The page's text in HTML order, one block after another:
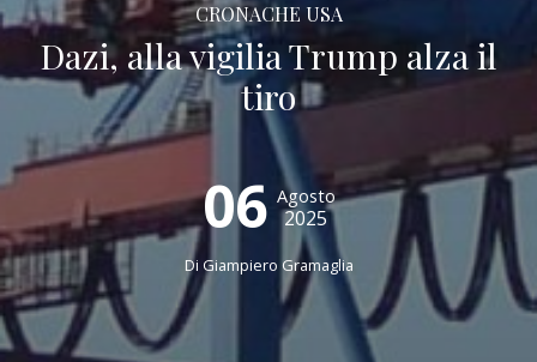
CRONACHE USA
Dazi, alla vigilia Trump alza il
tiro
06 Agosto
2025
Di Giampiero Gramaglia